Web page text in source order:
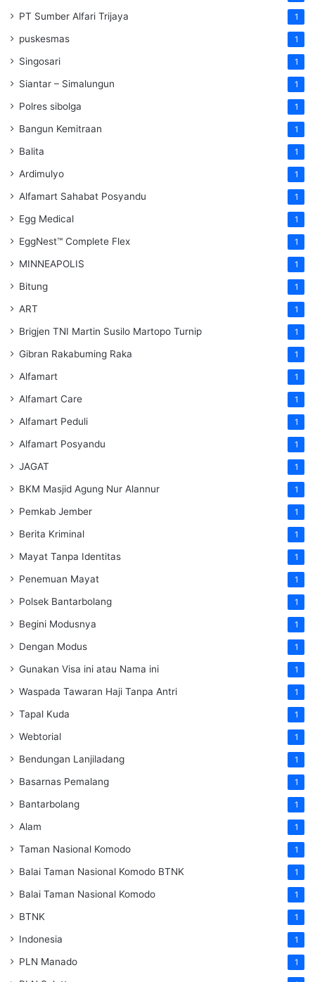
PT Sumber Alfari Trijaya 1
puskesmas 1
Singosari 1
Siantar – Simalungun 1
Polres sibolga 1
Bangun Kemitraan 1
Balita 1
Ardimulyo 1
Alfamart Sahabat Posyandu 1
Egg Medical 1
EggNest™ Complete Flex 1
MINNEAPOLIS 1
Bitung 1
ART 1
Brigjen TNI Martin Susilo Martopo Turnip 1
Gibran Rakabuming Raka 1
Alfamart 1
Alfamart Care 1
Alfamart Peduli 1
Alfamart Posyandu 1
JAGAT 1
BKM Masjid Agung Nur Alannur 1
Pemkab Jember 1
Berita Kriminal 1
Mayat Tanpa Identitas 1
Penemuan Mayat 1
Polsek Bantarbolang 1
Begini Modusnya 1
Dengan Modus 1
Gunakan Visa ini atau Nama ini 1
Waspada Tawaran Haji Tanpa Antri 1
Tapal Kuda 1
Webtorial 1
Bendungan Lanjiladang 1
Basarnas Pemalang 1
Bantarbolang 1
Alam 1
Taman Nasional Komodo 1
Balai Taman Nasional Komodo BTNK 1
Balai Taman Nasional Komodo 1
BTNK 1
Indonesia 1
PLN Manado 1